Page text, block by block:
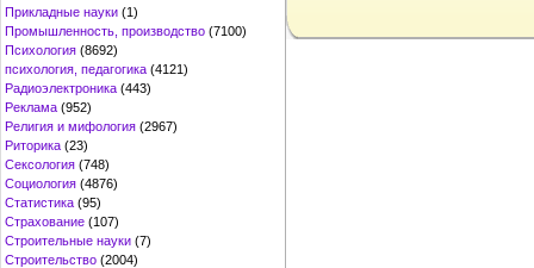
Прикладные науки (1)
Промышленность, производство (7100)
Психология (8692)
психология, педагогика (4121)
Радиоэлектроника (443)
Реклама (952)
Религия и мифология (2967)
Риторика (23)
Сексология (748)
Социология (4876)
Статистика (95)
Страхование (107)
Строительные науки (7)
Строительство (2004)